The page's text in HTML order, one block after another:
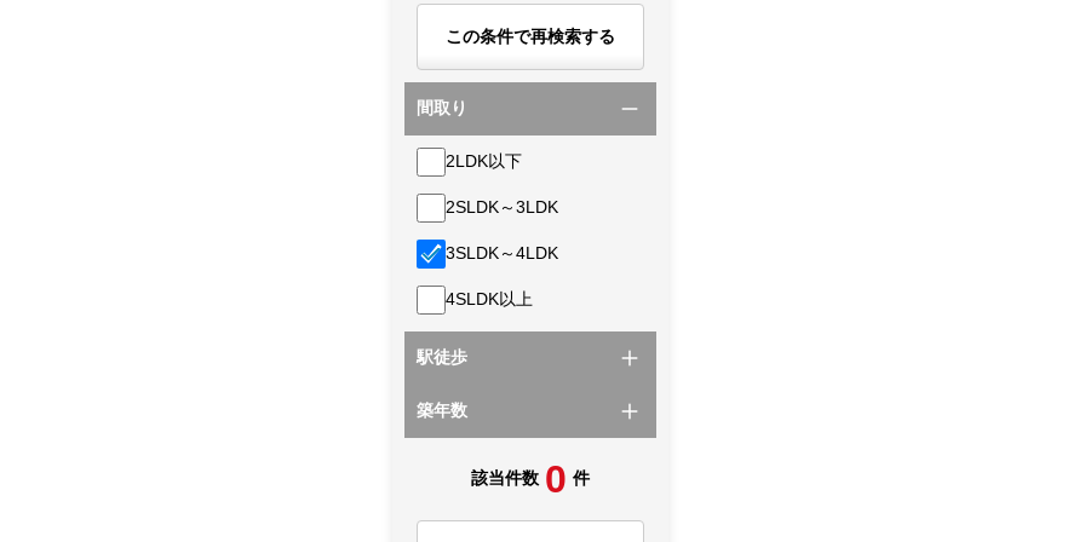
この条件で再検索する
間取り
2LDK以下
2SLDK～3LDK
3SLDK～4LDK
4SLDK以上
駅徒歩
築年数
該当件数 0 件